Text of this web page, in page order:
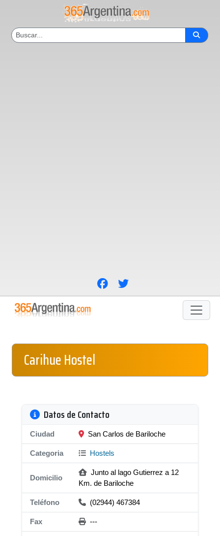
Carihue Hostel
Datos de Contacto
Ciudad San Carlos de Bariloche
Categoria Hostels
Domicilio
Junto al lago Gutierrez a 12
Km. de Bariloche
Teléfono (02944) 467384
Fax ---